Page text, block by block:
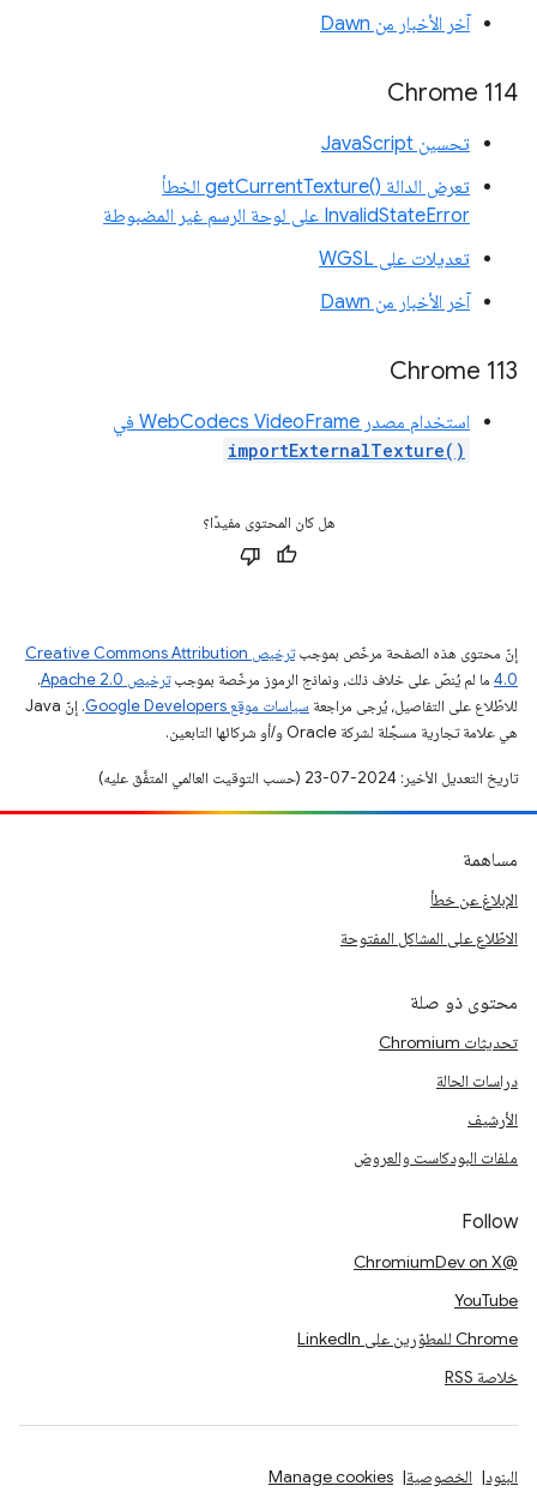
آخر الأخبار من Dawn
‫Chrome 114
تحسين JavaScript
تعرض الدالة getCurrentTexture()‎ الخطأ
InvalidStateError على لوحة الرسم غير المضبوطة
تعديلات على WGSL
آخر الأخبار من Dawn
Chrome 113
استخدام مصدر WebCodecs VideoFrame في
importExternalTexture()
هل كان المحتوى مفيدًا؟
إنّ محتوى هذه الصفحة مرخّص بموجب
ترخيص Creative Commons Attribution
4.0‏ ما لم يُنصّ على خلاف ذلك، ونماذج الرموز مرخّصة بموجبترخيص Apache 2.0‏
.
للاطّلاع على التفاصيل، يُرجى مراجعة سياسات موقع Google Developers‏
. إنّ Java
هي علامة تجارية مسجَّلة لشركة Oracle و/أو شركائها التابعين.
تاريخ التعديل الأخير: 2024-07-23 (حسب التوقيت العالمي المتفَّق عليه)
مساهمة
الإبلاغ عن خطأ
الاطّلاع على المشاكل المفتوحة
محتوى ذو صلة
تحديثات Chromium
دراسات الحالة
الأرشيف
ملفات البودكاست والعروض
Follow
@ChromiumDev on X
YouTube
Chrome للمطوّرين على LinkedIn
خلاصة RSS
البنود الخصوصية Manage cookies